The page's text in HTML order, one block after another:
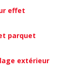
effet
parquet
extérieur